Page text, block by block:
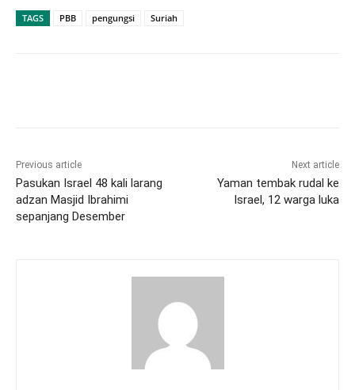
TAGS PBB pengungsi Suriah
Previous article
Pasukan Israel 48 kali larang
adzan Masjid Ibrahimi
sepanjang Desember
Next article
Yaman tembak rudal ke
Israel, 12 warga luka